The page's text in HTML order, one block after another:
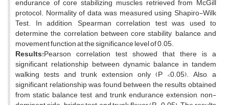
endurance of core stabilizing muscles retrieved from McGill
protocol. Normality of data was measured using Shapiro-Wilk
Test. In addition, Spearman correlation test was used to
determine the correlation between core stability, balance, and
movement function at the significance level of 0.05.
Results:Pearson correlation test showed that there is a
significant relationship between dynamic balance in tandem
walking tests and trunk extension only (P <0.05). Also, a
significant relationship was found between the results obtained
from static balance test and trunk endurance extension, non-